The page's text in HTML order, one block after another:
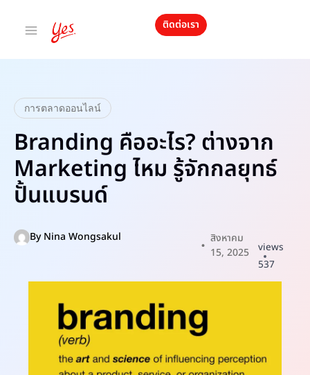
ติดต่อเรา
การตลาดออนไลน์
Branding คืออะไร? ต่างจาก
Marketing ไหม รู้จักกลยุทธ์
ปั้นแบรนด์
ByNina Wongsakul
สิงหาคม
15, 2025
views
537